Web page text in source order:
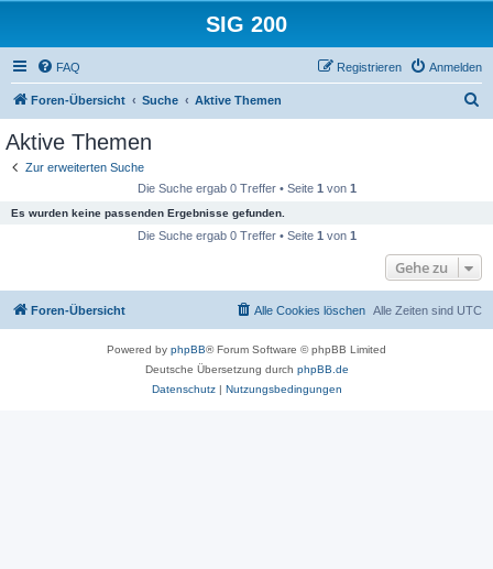
SIG 200
FAQ Anmelden
Registrieren
Foren-Übersicht Suche Aktive Themen
Aktive Themen
Zur erweiterten Suche
Die Suche ergab 0 Treffer • Seite 1 von 1
Es wurden keine passenden Ergebnisse gefunden.
Die Suche ergab 0 Treffer • Seite 1 von 1
Gehe zu
Foren-Übersicht Alle Zeiten sind UTC
Alle Cookies löschen
Powered by phpBB® Forum Software © phpBB Limited
Deutsche Übersetzung durch phpBB.de
Datenschutz| Nutzungsbedingungen